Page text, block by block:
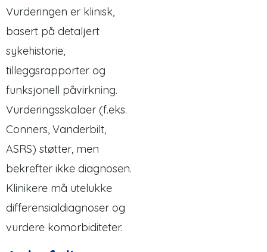
Vurderingen er klinisk,
basert på detaljert
sykehistorie,
tilleggsrapporter og
funksjonell påvirkning.
Vurderingsskalaer (f.eks.
Conners, Vanderbilt,
ASRS) støtter, men
bekrefter ikke diagnosen.
Klinikere må utelukke
differensialdiagnoser og
vurdere komorbiditeter.